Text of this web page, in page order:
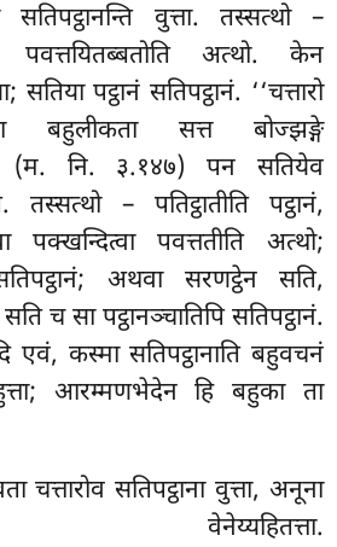
सतिपट्ठानन्ति वुत्ता. तस्सत्थो –
पवत्तयितब्बतोति अत्थो. केन
सतिया पट्ठानं सतिपट्ठानं. ‘‘चत्तारो
बहुलीकता सत्त बोज्झङ्गे
(म. नि. ३.१४७) पन सतियेव
तस्सत्थो – पतिट्ठातीति पट्ठानं,
पक्खन्दित्वा पवत्ततीति अत्थो;
अथवा सरणट्ठेन सति,
च सा पट्ठानञ्चातिपि सतिपट्ठानं.
एवं, कस्मा सतिपट्ठानाति बहुवचनं
आरम्मणभेदेन हि बहुका ता
चत्तारोव सतिपट्ठाना वुत्ता, अनूना
वेनेय्यहितत्ता.